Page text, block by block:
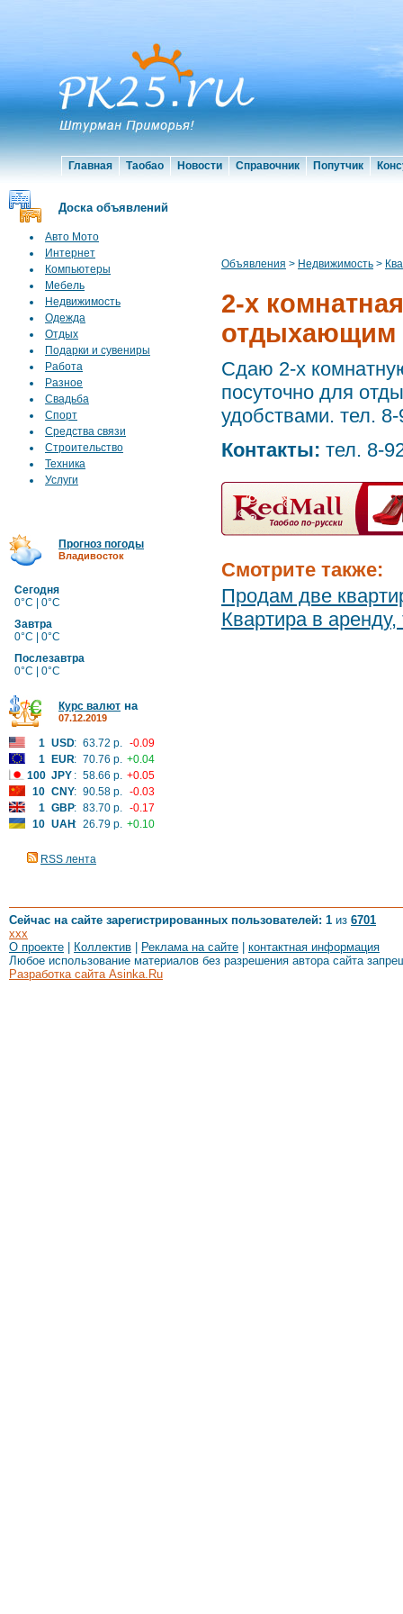
Главная Таобао Новости Справочник Попутчик
Доска объявлений
Авто Мото
Интернет
Компьютеры
Мебель
Недвижимость
Одежда
Отдых
Подарки и сувениры
Работа
Разное
Свадьба
Спорт
Средства связи
Строительство
Техника
Услуги
Прогноз погоды
Владивосток
Сегодня
0°C | 0°C
Завтра
0°C | 0°C
Послезавтра
0°C | 0°C
Курс валют на
07.12.2019
1 USD: 63.72 р. -0.09
1
EUR: 70.76 р. +0.04
100 JPY : 58.66 р. +0.05
10 CNY: 90.58 р. -0.03
1 GBP: 83.70 р. -0.17
10 UAH: 26.79 р. +0.10
RSS лента
Объявления > Недвижимость >
2-х
отдыхающим
Сдаю 2-х
посуточно для
удобствами. тел.
Контакты: тел. 8-
Смотрите также:
Продам две
Квартира в
Сейчас на сайте зарегистрированных пользователей: 1 из 6701
xxx
О проекте
Коллектив Реклама на сайте
контактная информация
Любое использование материалов без разрешения автора сайта
Разработка сайта Asinka.Ru